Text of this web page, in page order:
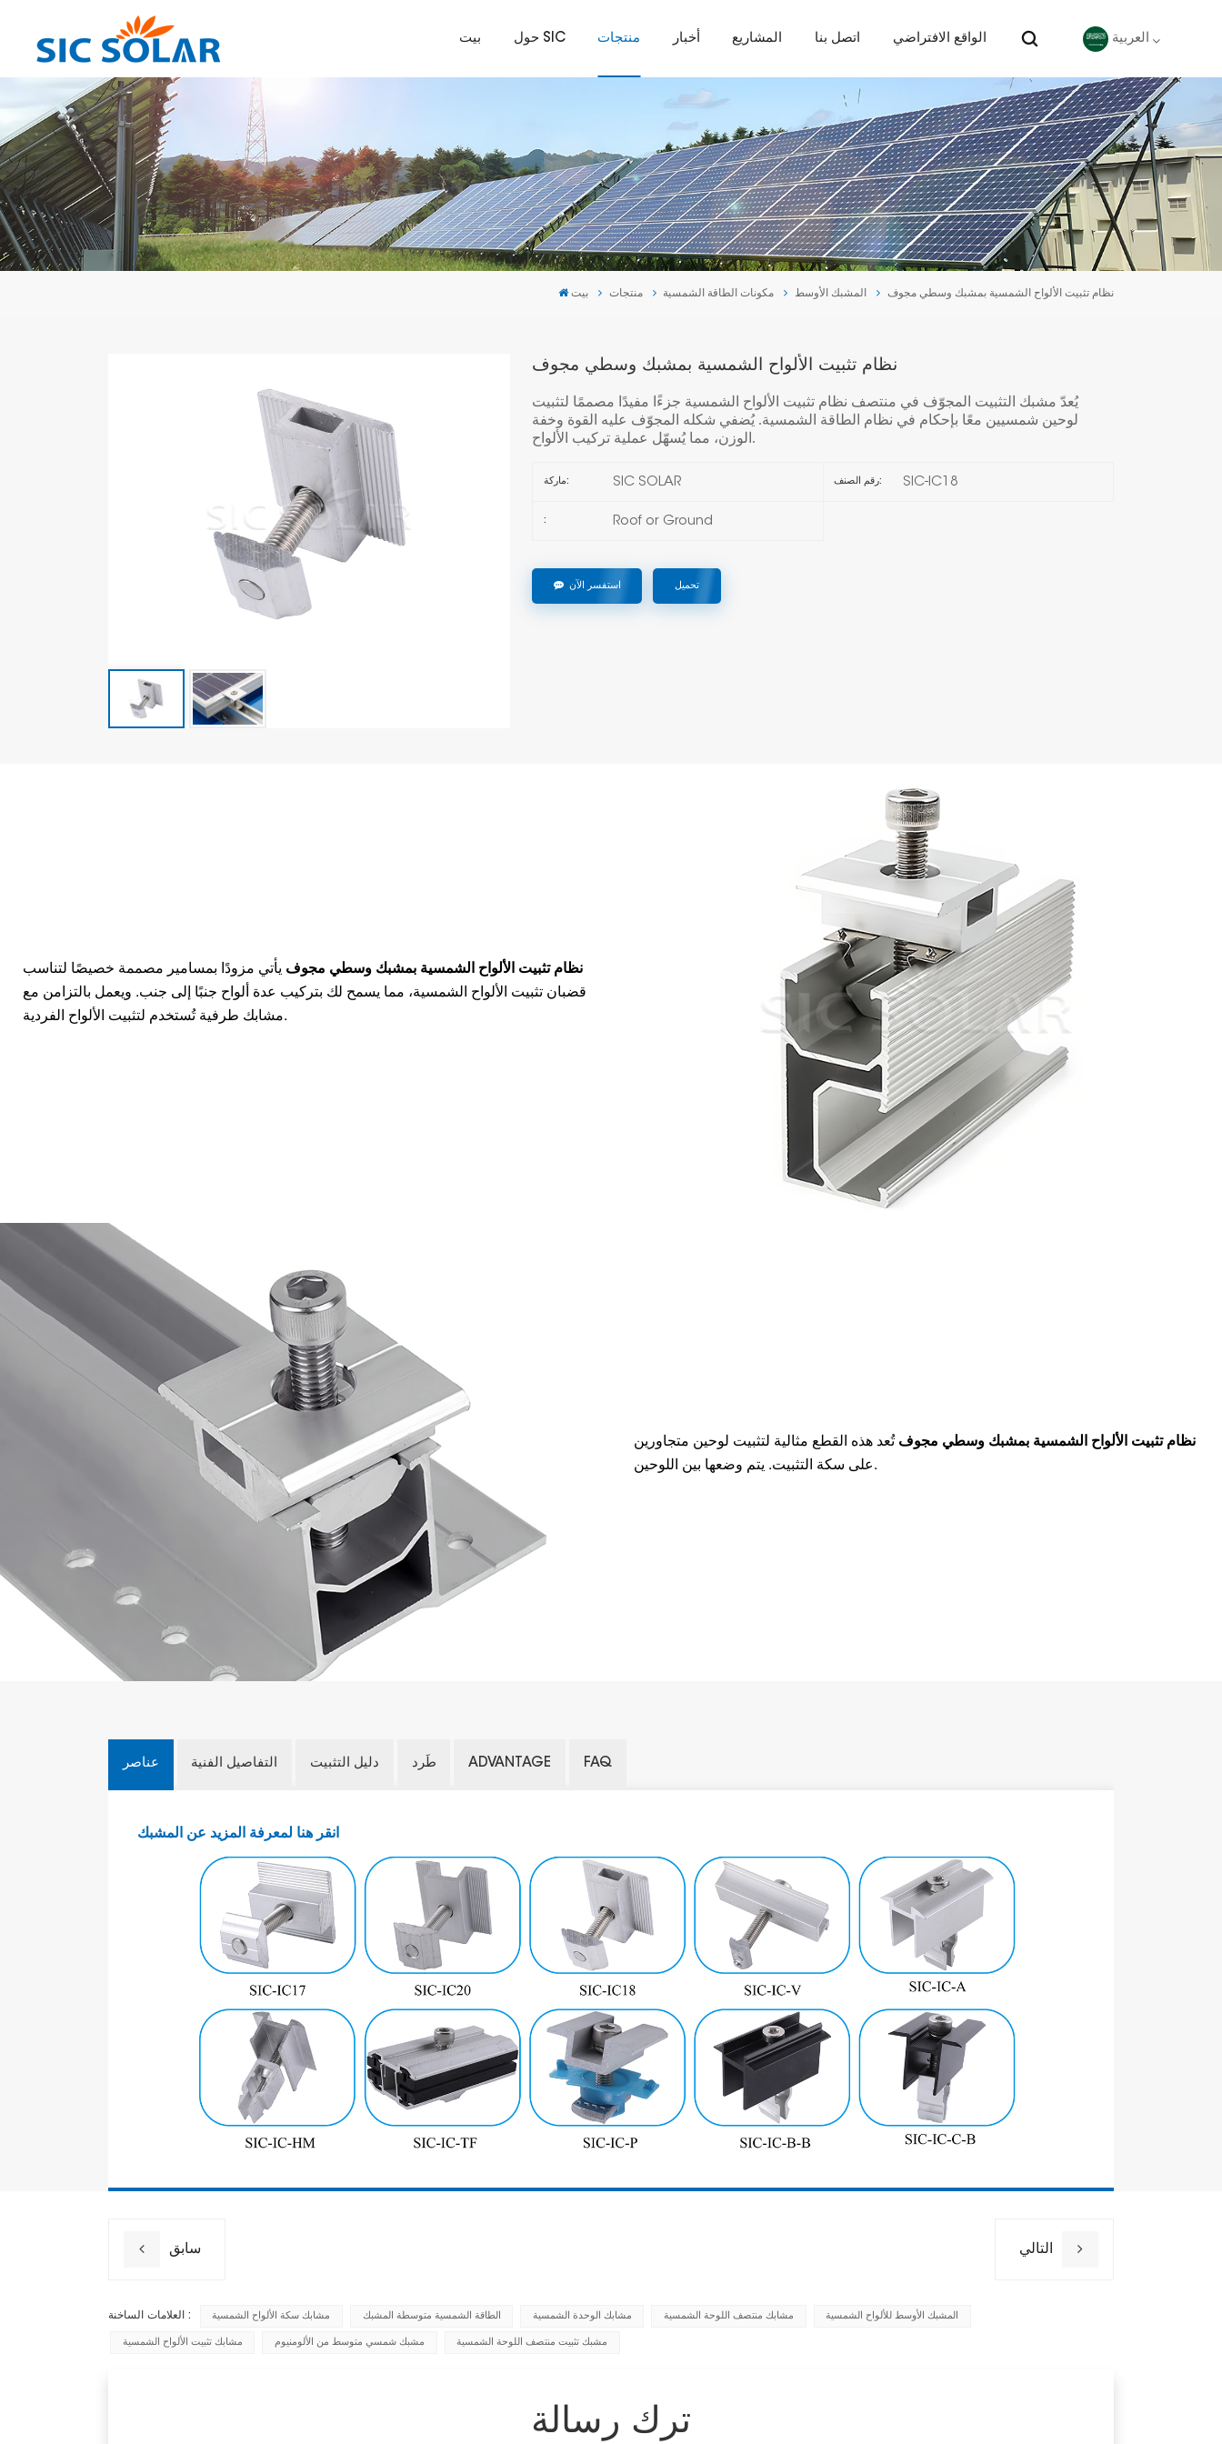
بيت حول SIC منتجات أخبار المشاريع اتصل بنا الواقع الافتراضي العربية
English
Deutsch
español
português
بيت منتجات مكونات الطاقة الشمسية المشبك الأوسط نظام تثبيت الألواح الشمسية بمشبك وسطي مجوف
نظام تثبيت الألواح الشمسية بمشبك وسطي مجوف
يُعدّ مشبك التثبيت المجوّف في منتصف نظام تثبيت الألواح الشمسية جزءًا مفيدًا مصممًا لتثبيت
لوحين شمسيين معًا بإحكام في نظام الطاقة الشمسية. يُضفي شكله المجوّف عليه القوة وخفة
الوزن، مما يُسهّل عملية تركيب الألواح.
ماركة: SIC SOLAR رقم الصنف: SIC-IC18
: Roof or Ground
استفسر الآن تحميل
نظام تثبيت الألواح الشمسية بمشبك وسطي مجوف يأتي مزودًا بمسامير مصممة خصيصًا لتناسب
قضبان تثبيت الألواح الشمسية، مما يسمح لك بتركيب عدة ألواح جنبًا إلى جنب. ويعمل بالتزامن مع
مشابك طرفية تُستخدم لتثبيت الألواح الفردية.
نظام تثبيت الألواح الشمسية بمشبك وسطي مجوفتُعد هذه القطع مثالية لتثبيت لوحين متجاورين
على سكة التثبيت. يتم وضعها بين اللوحين.
عناصر التفاصيل الفنية دليل التثبيت طَرد ADVANTAGE FAQ
انقر هنا لمعرفة المزيد عن المشبك
سابق التالي
العلامات الساخنة : مشابك سكة الألواح الشمسية الطاقة الشمسية متوسطة المشبك مشابك الوحدة الشمسية مشابك منتصف اللوحة الشمسية المشبك الأوسط للألواح الشمسية
مشابك تثبيت الألواح الشمسية مشبك شمسي متوسط من الألومنيوم مشبك تثبيت منتصف اللوحة الشمسية
ترك رسالة